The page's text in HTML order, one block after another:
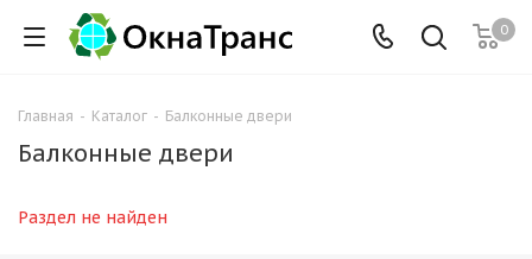
0
Главная - Каталог - Балконные двери
Балконные двери
Раздел не найден